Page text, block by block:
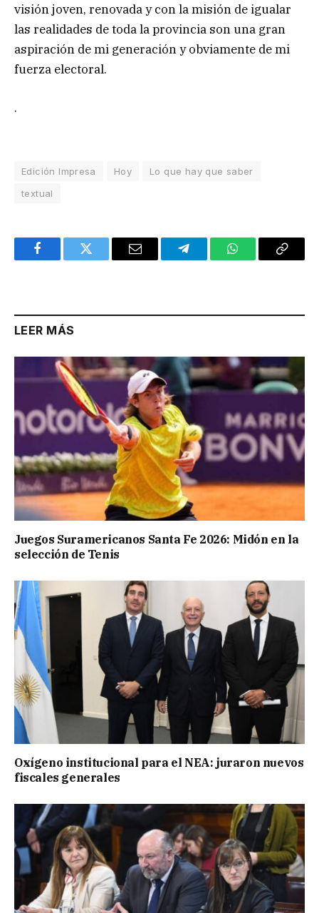
visión joven, renovada y con la misión de igualar
las realidades de toda la provincia son una gran
aspiración de mi generación y obviamente de mi
fuerza electoral.
.
Edición Impresa Hoy
Lo que hay que saber
textual
FacebookTwitter Email TelegramWhatsAppCopy
LEER MÁS
Juegos Suramericanos Santa Fe 2026: Midón en la
selección de Tenis
Oxígeno institucional para el NEA: juraron nuevos
fiscales generales